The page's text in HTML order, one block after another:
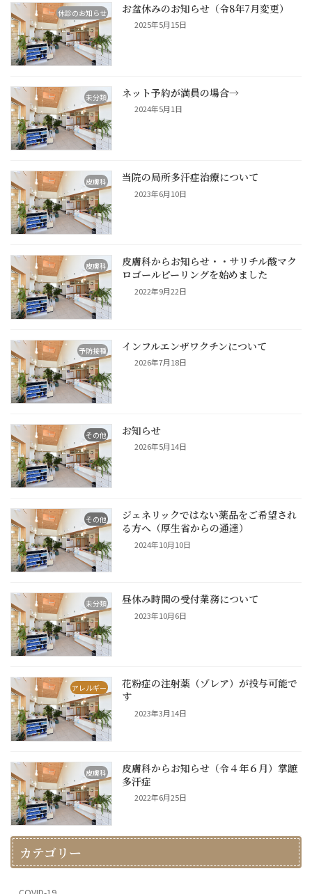
休診のお知らせ お盆休みのお知らせ（令8年7月変更）
2025年5月15日
未分類 ネット予約が満員の場合→
2024年5月1日
皮膚科 当院の局所多汗症治療について
2023年6月10日
皮膚科
皮膚科からお知らせ・・サリチル酸マク
ロゴールピーリングを始めました
2022年9月22日
予防接種 インフルエンザワクチンについて
2026年7月18日
その他 お知らせ
2026年5月14日
その他
ジェネリックではない薬品をご希望され
る方へ（厚生省からの通達）
2024年10月10日
未分類 昼休み時間の受付業務について
2023年10月6日
アレルギー
花粉症の注射薬（ゾレア）が投与可能で
す
2023年3月14日
皮膚科
皮膚科からお知らせ（令４年６月）掌蹠
多汗症
2022年6月25日
カテゴリー